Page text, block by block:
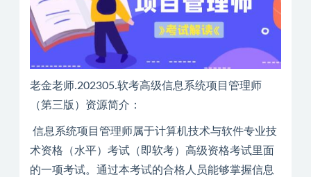
老金老师.202305.软考高级信息系统项目管理师
（第三版）资源简介：
信息系统项目管理师属于计算机技术与软件专业技
术资格（水平）考试（即软考）高级资格考试里面
的一项考试。通过本考试的合格人员能够掌握信息